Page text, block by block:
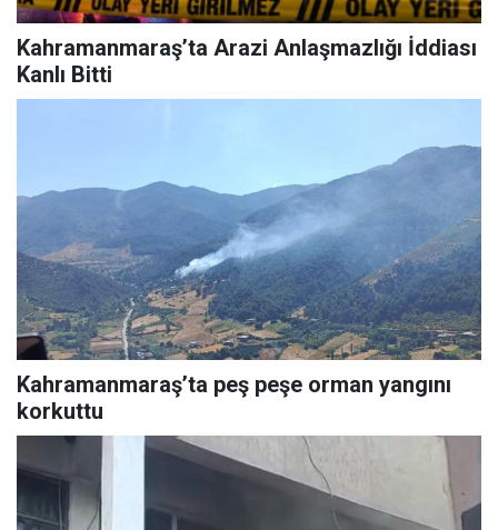
Kahramanmaraş’ta Arazi Anlaşmazlığı İddiası
Kanlı Bitti
Kahramanmaraş’ta peş peşe orman yangını
korkuttu